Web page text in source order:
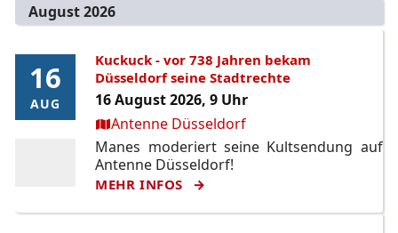
August 2026
16
AUG
16
AUG
Kuckuck - vor 738 Jahren bekam
Düsseldorf seine Stadtrechte
16 August 2026, 9 Uhr
Ort:Antenne Düsseldorf
Manes moderiert seine Kultsendung auf
Antenne Düsseldorf!
MEHR INFOS